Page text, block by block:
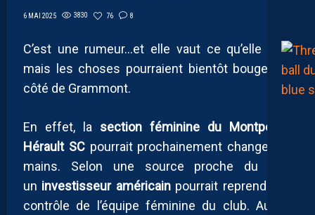
6 MAI 2025 3830 76 8
C’est une rumeur…et elle vaut ce qu’elle vaut
mais les choses pourraient bientôt bouger du
côté de Grammont.
En effet, la section féminine du Montpellier
Hérault SCpourrait prochainement changer de
mains. Selon une source proche du site,
un investisseur américainpourrait reprendre le
contrôle de l’équipe féminine du club. Aucun